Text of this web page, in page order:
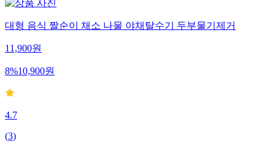
대형 음식 짤순이 채소 나물 야채탈수기 두부물기제거
11,900원
8%10,900원
4.7
(3)